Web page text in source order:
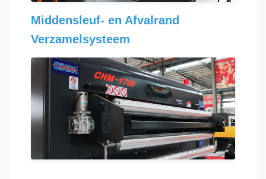
Middensleuf- en Afvalrand
Verzamelsysteem